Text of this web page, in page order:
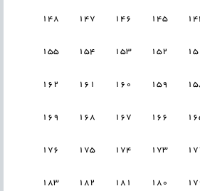
145
146
147
148
152
153
154
155
159
160
161
162
166
167
168
169
173
174
175
176
180
181
182
183